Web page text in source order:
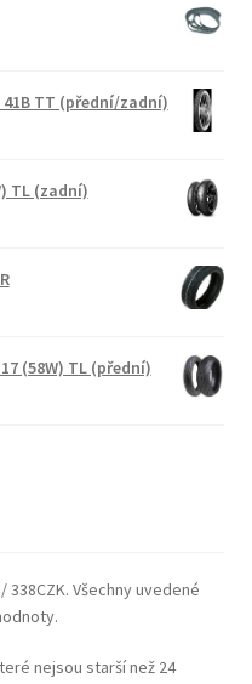
41B TT (přední/zadní)
TL (zadní)
(58W) TL (přední)
Všechny uvedené
nejsou starší než 24